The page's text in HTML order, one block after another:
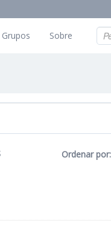
Grupos Sobre
Ordenar por